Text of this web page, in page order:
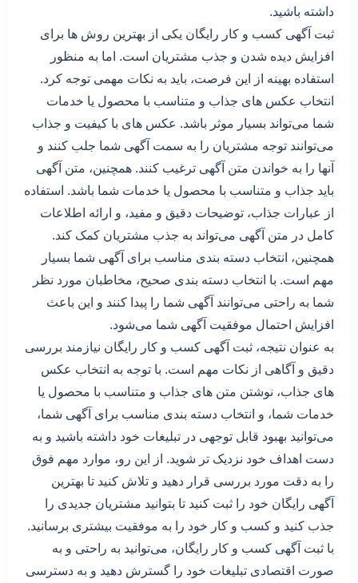
داشته باشید.
ثبت آگهی کسب و کار رایگان یکی از بهترین روش ها برای
افزایش دیده شدن و جذب مشتریان است. اما به منظور
استفاده بهینه از این فرصت، باید به نکات مهمی توجه کرد.
انتخاب عکس های جذاب و متناسب با محصول یا خدمات
شما می‌تواند بسیار موثر باشد. عکس های با کیفیت و جذاب
می‌توانند توجه مشتریان را به سمت آگهی شما جلب کنند و
آنها را به خواندن متن آگهی ترغیب کنند. همچنین، متن آگهی
باید جذاب و متناسب با محصول یا خدمات شما باشد. استفاده
از عبارات جذاب، توضیحات دقیق و مفید، و ارائه اطلاعات
کامل در متن آگهی می‌تواند به جذب مشتریان کمک کند.
همچنین، انتخاب دسته بندی مناسب برای آگهی شما بسیار
مهم است. با انتخاب دسته بندی صحیح، مخاطبان مورد نظر
شما به راحتی می‌توانند آگهی شما را پیدا کنند و این باعث
افزایش احتمال موفقیت آگهی شما می‌شود.
به عنوان نتیجه، ثبت آگهی کسب و کار رایگان نیازمند بررسی
دقیق و آگاهی از نکات مهم است. با توجه به انتخاب عکس
های جذاب، نوشتن متن های جذاب و متناسب با محصول یا
خدمات شما، و انتخاب دسته بندی مناسب برای آگهی شما،
می‌توانید بهبود قابل توجهی در تبلیغات خود داشته باشید و به
دست اهداف خود نزدیک تر شوید. از این رو، موارد مهم فوق
را به دقت مورد بررسی قرار دهید و تلاش کنید تا بهترین
آگهی رایگان خود را ثبت کنید تا بتوانید مشتریان جدیدی را
جذب کنید و کسب و کار خود را به موفقیت بیشتری برسانید.
با ثبت آگهی کسب و کار رایگان، می‌توانید به راحتی و به
صورت اقتصادی تبلیغات خود را گسترش دهید و به دسترسی